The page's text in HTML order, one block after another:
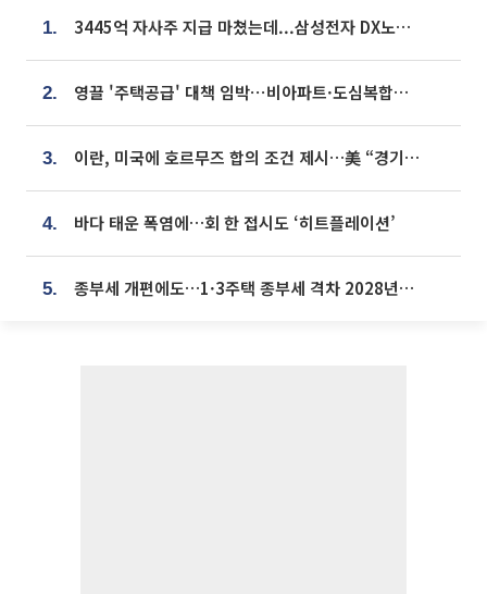
1. 3445억 자사주 지급 마쳤는데...삼성전자 DX노조, 뒤늦은 '떼쓰기 집회'
2. 영끌 '주택공급' 대책 임박⋯비아파트·도심복합까지 총동원
3. 이란, 미국에 호르무즈 합의 조건 제시…美 “경기 아직 안 끝나” [종합]
4. 바다 태운 폭염에…회 한 접시도 ‘히트플레이션’
5. 종부세 개편에도…1·3주택 종부세 격차 2028년부터 확대